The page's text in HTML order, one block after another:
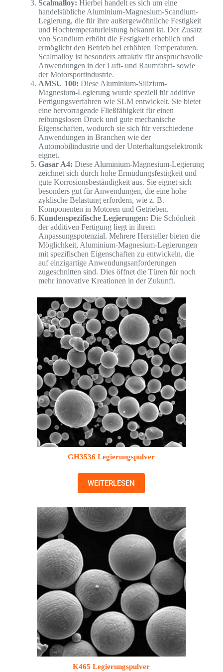
Scalmalloy: Hierbei handelt es sich um eine
handelsübliche Aluminium-Magnesium-Scandium-
Legierung, die für ihre außergewöhnliche Festigkeit
und Hochtemperaturleistung bekannt ist. Der Zusatz
von Scandium erhöht die Festigkeit erheblich und
ermöglicht den Betrieb bei erhöhten Temperaturen.
Scalmalloy ist besonders attraktiv für anspruchsvolle
Anwendungen in der Luft- und Raumfahrt- sowie
der Motorsportindustrie.
AMSU 100: Diese Aluminium-Silizium-
Magnesium-Legierung wurde speziell für additive
Fertigungsverfahren wie SLM entwickelt. Sie bietet
eine hervorragende Fließfähigkeit für einen
reibungslosen Druck und gute mechanische
Eigenschaften, wodurch sie sich für verschiedene
Anwendungen in Branchen wie der
Automobilindustrie und der Unterhaltungselektronik
eignet.
Gasar A4: Diese Aluminium-Magnesium-Legierung
zeichnet sich durch hohe Ermüdungsfestigkeit und
gute Korrosionsbeständigkeit aus. Sie eignet sich
besonders gut für Anwendungen, die eine hohe
zyklische Belastung erfordern, wie z. B.
Komponenten in Motoren und Getrieben.
Kundenspezifische Legierungen: Die Schönheit
der additiven Fertigung liegt in ihrem
Anpassungspotenzial. Mehrere Hersteller bieten die
Möglichkeit, Aluminium-Magnesium-Legierungen
mit spezifischen Eigenschaften zu entwickeln, die
auf einzigartige Anwendungsanforderungen
zugeschnitten sind. Dies öffnet die Türen für noch
mehr innovative Kreationen in der Zukunft.
GH3536 Legierungspulver
WEITERLESEN
K465 Legierungspulver